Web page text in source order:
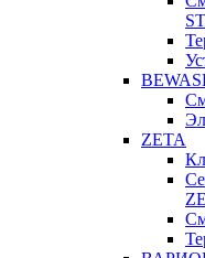
ZETA